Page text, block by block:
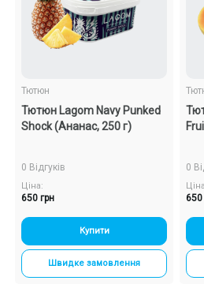
Тютюн
Тютюн Lagom Navy Punked
Shock (Ананас, 250 г)
0 Відгуків
Ціна:
650 грн
Купити
Швидке замовлення
0
650